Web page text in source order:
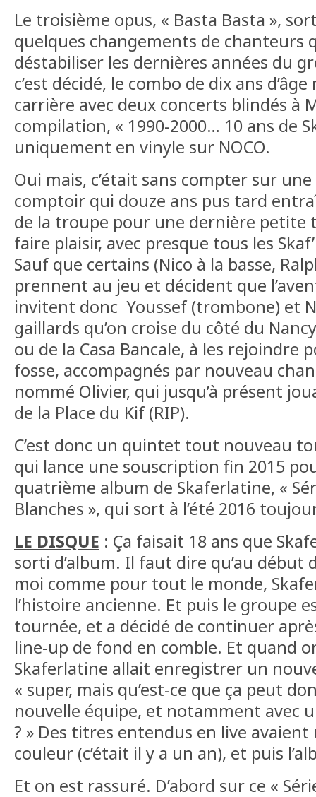
Le troisième opus, « Basta Basta »,
quelques changements de chanteurs
déstabiliser les dernières années du
c’est décidé, le combo de dix ans
carrière avec deux concerts blindés à
compilation, « 1990-2000… 10 ans de
uniquement en vinyle sur NOCO.
Oui mais, c’était sans compter sur
comptoir qui douze ans pus tard
de la troupe pour une dernière petite
faire plaisir, avec presque tous les
Sauf que certains (Nico à la basse,
prennent au jeu et décident que
invitent donc Youssef (trombone) et
gaillards qu’on croise du côté du
ou de la Casa Bancale, à les rejoindre
fosse, accompagnés par nouveau
nommé Olivier, qui jusqu’à présent
de la Place du Kif (RIP).
C’est donc un quintet tout nouveau
qui lance une souscription fin 2015
quatrième album de Skaferlatine, «
Blanches », qui sort à l’été 2016
LE DISQUE : Ça faisait 18 ans que
sorti d’album. Il faut dire qu’au début
moi comme pour tout le monde,
l’histoire ancienne. Et puis le groupe
tournée, et a décidé de continuer
line-up de fond en comble. Et quand
Skaferlatine allait enregistrer un
« super, mais qu’est-ce que ça peut
nouvelle équipe, et notamment avec
? » Des titres entendus en live
couleur (c’était il y a un an), et puis
Et on est rassuré. D’abord sur ce «